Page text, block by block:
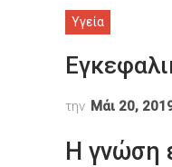
Υγεία
την Μάι 20,
Η γνώση